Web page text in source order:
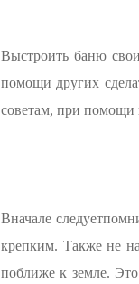
Выстроить баню
помощи других
советам, при помощи
Вначале
крепким. Также не
поближе к земле.